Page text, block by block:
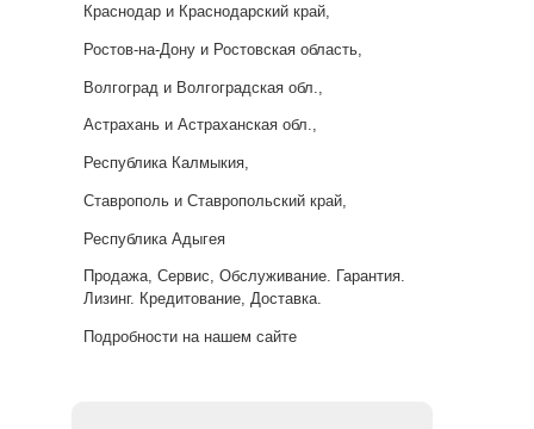
Краснодар и Краснодарский край,
Ростов-на-Дону и Ростовская область,
Волгоград и Волгоградская обл.,
Астрахань и Астраханская обл.,
Республика Калмыкия,
Ставрополь и Ставропольский край,
Республика Адыгея
Продажа, Сервис, Обслуживание. Гарантия.
Лизинг. Кредитование, Доставка.
Подробности на нашем сайте